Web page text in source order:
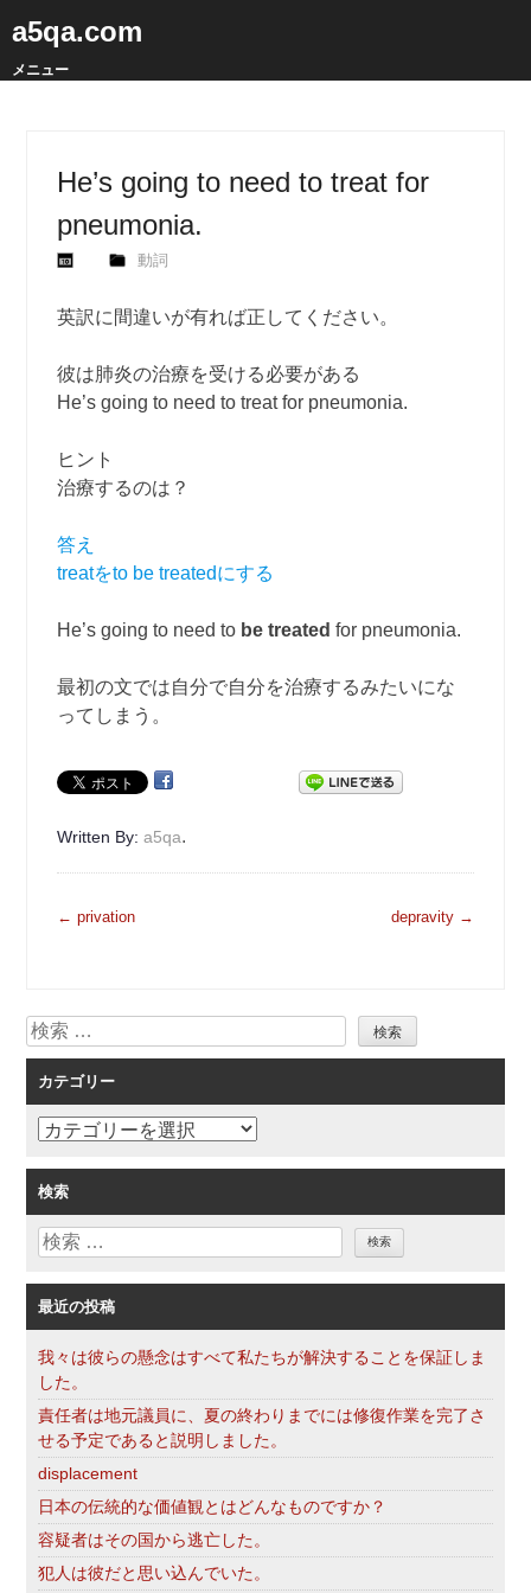
a5qa.com
メニュー
He’s going to need to treat for
pneumonia.
動詞
英訳に間違いが有れば正してください。
彼は肺炎の治療を受ける必要がある
He’s going to need to treat for pneumonia.
ヒント
治療するのは？
答え
treatをto be treatedにする
He’s going to need to be treated for pneumonia.
最初の文では自分で自分を治療するみたいにな
ってしまう。
Written By:a5qa.
投
ゲ
ー
シ
ョ
ン
← privation depravity →
検
索
カテゴリー
カ
ゴ
リ
ー
検索
検
最近の投稿
我々は彼らの懸念はすべて私たちが解決することを保証しま
した。
責任者は地元議員に、夏の終わりまでには修復作業を完了さ
せる予定であると説明しました。
displacement
日本の伝統的な価値観とはどんなものですか？
容疑者はその国から逃亡した。
犯人は彼だと思い込んでいた。